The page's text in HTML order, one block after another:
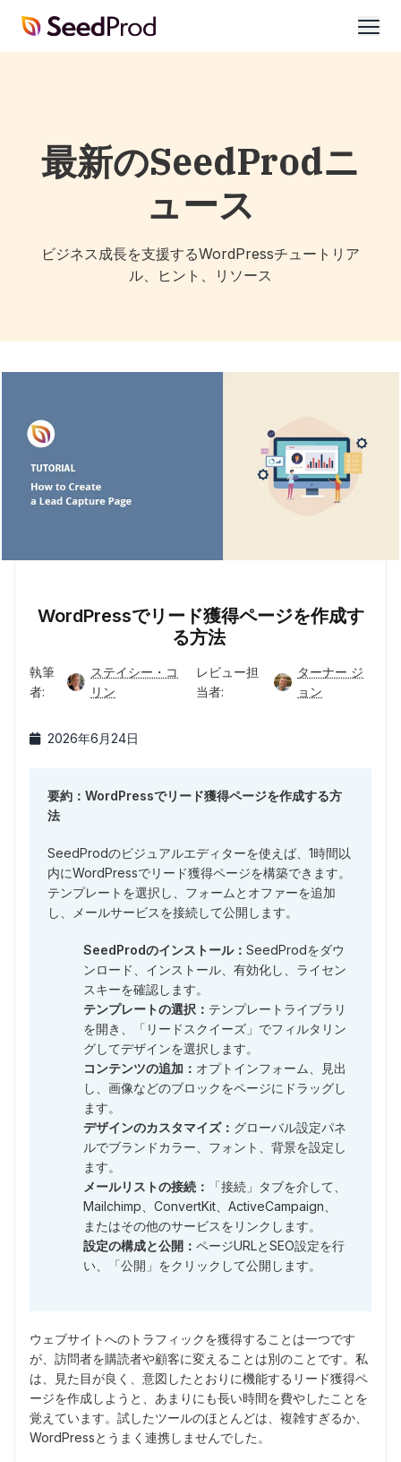
SeedProd
最新のSeedProdニ
ュース
ビジネス成長を支援するWordPressチュートリア
ル、ヒント、リソース
WordPressでリード獲得ページを作成す
る方法
執筆
者:
ステイシー・コ
リン
レビュー担
当者:
ターナー ジ
ョン
2026年6月24日
要約：WordPressでリード獲得ページを作成する方
法
SeedProdのビジュアルエディターを使えば、1時間以
内にWordPressでリード獲得ページを構築できます。
テンプレートを選択し、フォームとオファーを追加
し、メールサービスを接続して公開します。
SeedProdのインストール： SeedProdをダウ
ンロード、インストール、有効化し、ライセン
スキーを確認します。
テンプレートの選択： テンプレートライブラリ
を開き、「リードスクイーズ」でフィルタリン
グしてデザインを選択します。
コンテンツの追加： オプトインフォーム、見出
し、画像などのブロックをページにドラッグし
ます。
デザインのカスタマイズ： グローバル設定パネ
ルでブランドカラー、フォント、背景を設定し
ます。
メールリストの接続：
「接続」タブを介して、
Mailchimp、ConvertKit、ActiveCampaign、
またはその他のサービスをリンクします。
設定の構成と公開： ページURLとSEO設定を行
い、「公開」をクリックして公開します。
ウェブサイトへのトラフィックを獲得することは一つです
が、訪問者を購読者や顧客に変えることは別のことです。私
は、見た目が良く、意図したとおりに機能するリード獲得ペ
ージを作成しようと、あまりにも長い時間を費やしたことを
覚えています。試したツールのほとんどは、複雑すぎるか、
WordPressとうまく連携しませんでした。